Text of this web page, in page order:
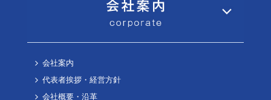
会社案内
代表者挨拶・経営方針
会社概要・沿革